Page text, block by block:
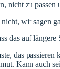
nicht zu
wir
das auf längere
das
Kann auch